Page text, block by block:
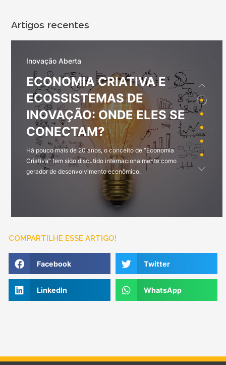
Artigos recentes
ECONOMIA
ECOSSISTEMAS DE
INOVAÇÃO: ONDE ELES SE
CONECTAM?
Há pouco mais de 20 anos, o conceito de “Economia
Criativa” tem sido discutido internacionalmente como
gerador de desenvolvimento econômico.
Ferramenta
MAPADE EXPERIÊNCIA
Saiba mais sobre mapa de experiência e como essa
ferramenta pode te ajudar a aprimorar a experiência dos
seus clientes.
COMPARTILHE ESSE ARTIGO!
Facebook Twitter
LinkedIn WhatsApp